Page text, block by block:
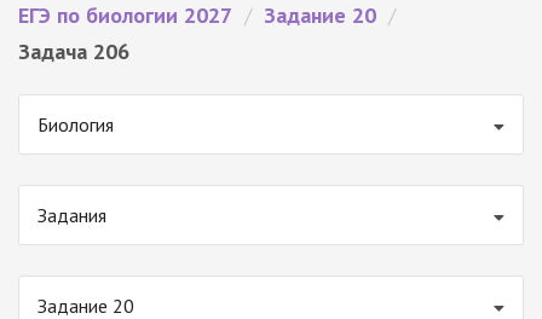
ЕГЭ по биологии 2027 / Задание 20 /
Задача 206
Биология
Задания
Задание 20